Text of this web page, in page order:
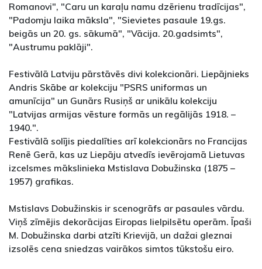
Romanovi", "Caru un karaļu namu dzērienu tradīcijas",
"Padomju laika māksla", "Sievietes pasaule 19.gs.
beigās un 20. gs. sākumā", "Vācija. 20.gadsimts",
"Austrumu paklāji".
Festivālā Latviju pārstāvēs divi kolekcionāri. Liepājnieks
Andris Skābe ar kolekciju "PSRS uniformas un
amunīcija" un Gunārs Rusiņš ar unikālu kolekciju
"Latvijas armijas vēsture formās un regālijās 1918. –
1940.".
Festivālā solījis piedalīties arī kolekcionārs no Francijas
Renē Gerā, kas uz Liepāju atvedīs ievērojamā Lietuvas
izcelsmes mākslinieka Mstislava Dobužinska (1875 –
1957) grafikas.
Mstislavs Dobužinskis ir scenogrāfs ar pasaules vārdu.
Viņš zīmējis dekorācijas Eiropas lielpilsētu operām. Īpaši
M. Dobužinska darbi atzīti Krievijā, un dažai gleznai
izsolēs cena sniedzas vairākos simtos tūkstošu eiro.